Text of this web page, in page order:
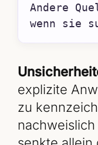
Andere
wenn sie
explizite
zu